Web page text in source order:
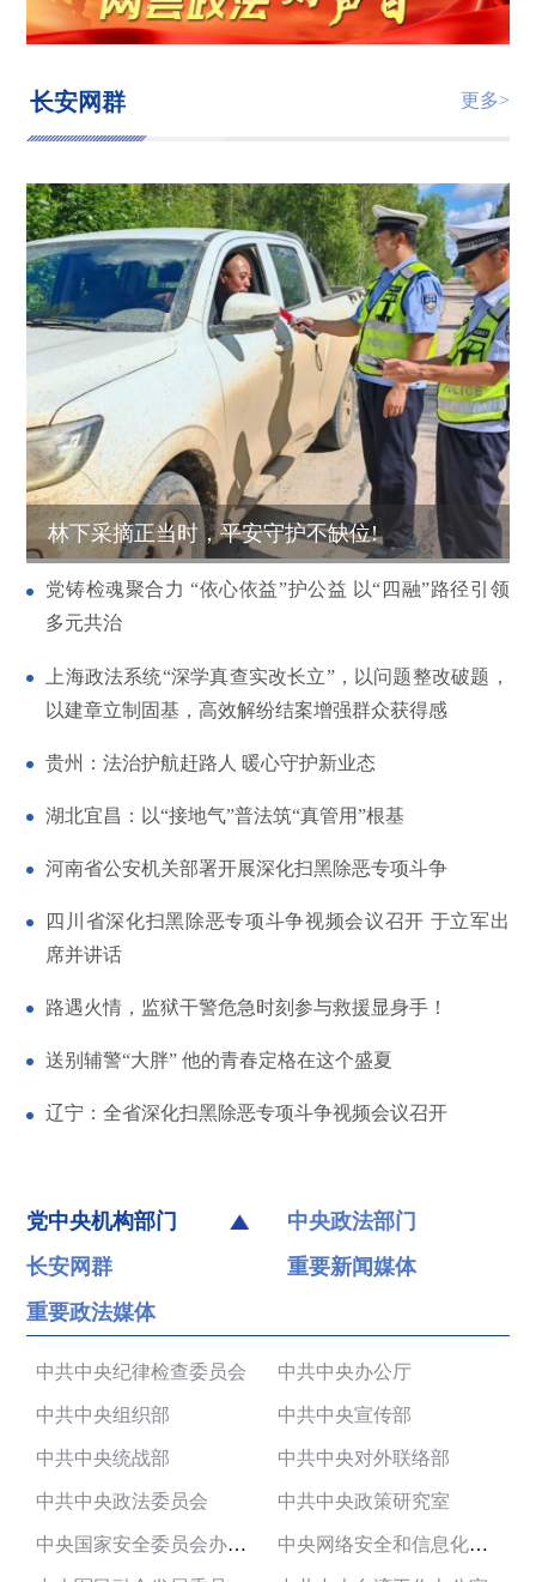
长安网群 更多>
林下采摘正当时，平安守护不缺位!
党铸检魂聚合力 “依心依益”护公益 以“四融”路径引领
多元共治
上海政法系统“深学真查实改长立”，以问题整改破题，
以建章立制固基，高效解纷结案增强群众获得感
贵州：法治护航赶路人 暖心守护新业态
湖北宜昌：以“接地气”普法筑“真管用”根基
河南省公安机关部署开展深化扫黑除恶专项斗争
四川省深化扫黑除恶专项斗争视频会议召开 于立军出
席并讲话
路遇火情，监狱干警危急时刻参与救援显身手！
送别辅警“大胖” 他的青春定格在这个盛夏
辽宁：全省深化扫黑除恶专项斗争视频会议召开
党中央机构部门
中央政法部门
长安网群
重要新闻媒体
重要政法媒体
中共中央纪律检查委员会 中共中央办公厅
中共中央组织部 中共中央宣传部
中共中央统战部 中共中央对外联络部
中共中央政法委员会 中共中央政策研究室
中央国家安全委员会办公室 中央网络安全和信息化委员会办公室